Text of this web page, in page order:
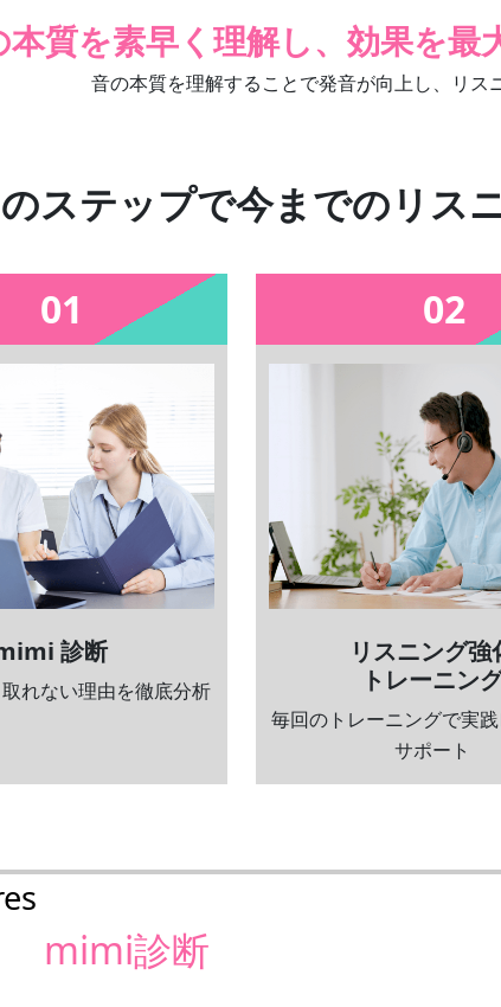
本質を素早く理解し、効果を最
音の本質を理解することで発音が向上し、リス
ステップで今までのリス
01
診断
れない理由を徹底分析
02
リスニング強
トレーニン
毎回のトレーニングで実
サポート
mimi診断